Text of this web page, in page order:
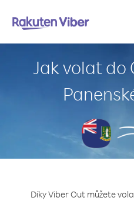
Jak volat do
Díky Viber Out můžete